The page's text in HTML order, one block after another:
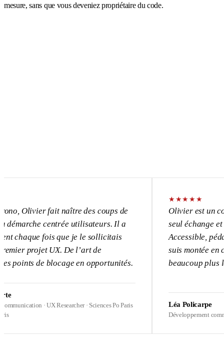
mesure, sans que vous deveniez propriétaire du code.
fait naître des coups de
centrée utilisateurs. Il a
fois que je le sollicitais
UX. De l’art de
de blocage en opportunités.
· UX Researcher · Sciences Po Paris
★
Olivier est un
seul échange et l’UX
Accessible,
suis montée en
beaucoup plus loin
Léa Policarpe
Développement commercial ·